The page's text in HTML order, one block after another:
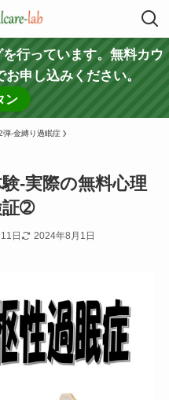
行っています。無料カウ
申し込みください。
ン
弾-金縛り過眠症
-実際の無料心理
証➁
日 2024年8月1日